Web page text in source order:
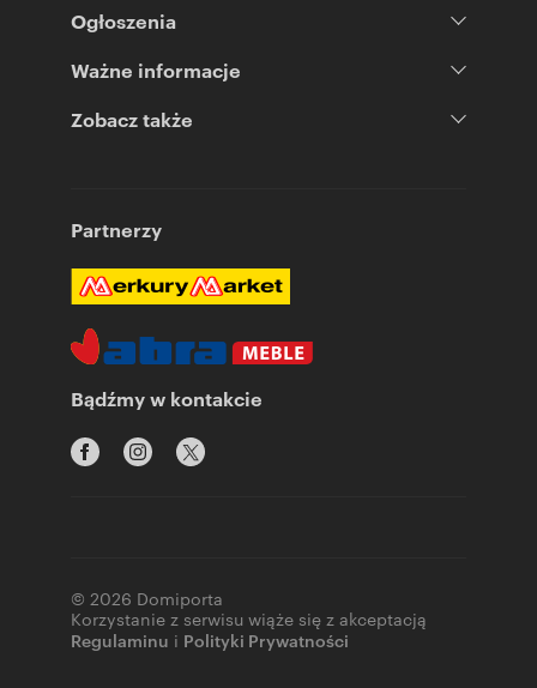
Ogłoszenia
Ważne informacje
Zobacz także
Partnerzy
Bądźmy w kontakcie
© 2026 Domiporta
Korzystanie z serwisu wiąże się z akceptacją
Regulaminu i Polityki Prywatności